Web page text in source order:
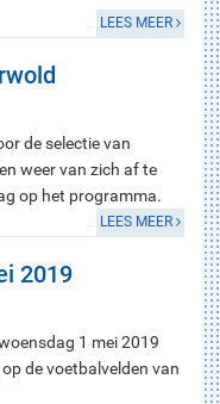
LEES MEER
de selectie van
weer van zich af te
op het programma.
LEES MEER
2019
1 mei 2019
de voetbalvelden van